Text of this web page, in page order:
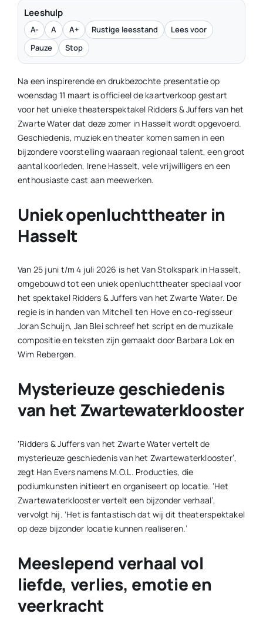
Leeshulp
A- A A+ Rustige leesstand
Lees voor
Pauze
Stop
Na een inspirerende en drukbezochte presentatie op
woensdag 11 maart is officieel de kaartverkoop gestart
voor het unieke theaterspektakel Ridders & Juffers van het
Zwarte Water dat deze zomer in Hasselt wordt opgevoerd.
Geschiedenis, muziek en theater komen samen in een
bijzondere voorstelling waaraan regionaal talent, een groot
aantal koorleden, Irene Hasselt, vele vrijwilligers en een
enthousiaste cast aan meewerken.
Uniek openluchttheater in
Hasselt
Van 25 juni t/m 4 juli 2026 is het Van Stolkspark in Hasselt,
omgebouwd tot een uniek openluchttheater speciaal voor
het spektakel Ridders & Juffers van het Zwarte Water. De
regie is in handen van Mitchell ten Hove en co-regisseur
Joran Schuijn, Jan Blei schreef het script en de muzikale
compositie en teksten zijn gemaakt door Barbara Lok en
Wim Rebergen.
Mysterieuze geschiedenis
van het Zwartewaterklooster
‘Ridders & Juffers van het Zwarte Water vertelt de
mysterieuze geschiedenis van het Zwartewaterklooster’,
zegt Han Evers namens M.O.L. Producties, die
podiumkunsten initieert en organiseert op locatie. ‘Het
Zwartewaterklooster vertelt een bijzonder verhaal’,
vervolgt hij. ‘Het is fantastisch dat wij dit theaterspektakel
op deze bijzonder locatie kunnen realiseren.’
Meeslepend verhaal vol
liefde, verlies, emotie en
veerkracht